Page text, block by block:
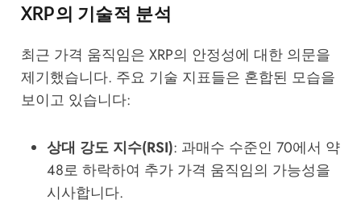
XRP의 기술적 분석
최근 가격 움직임은 XRP의 안정성에 대한 의문을
제기했습니다. 주요 기술 지표들은 혼합된 모습을
보이고 있습니다:
상대 강도 지수(RSI): 과매수 수준인 70에서 약
48로 하락하여 추가 가격 움직임의 가능성을
시사합니다.